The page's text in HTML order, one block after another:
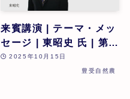
来賓講演 | テーマ・メッ
セージ | 東昭史 氏 | 第
26回
2025年10月15日
豊受自然農